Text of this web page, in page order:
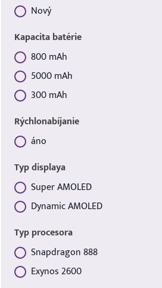
Nový
Kapacita batérie
Kapacita batérie
800 mAh
5000 mAh
300 mAh
Rýchlonabíjanie
áno
Typ displaya
Typ displaya
Super AMOLED
Dynamic AMOLED
Typ procesora
Typ procesora
Snapdragon 888
Exynos 2600